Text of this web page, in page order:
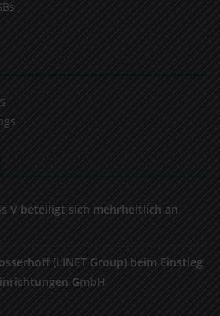
V beteiligt sich mehrheitlich an
(LINET Group) beim Einstieg
GmbH